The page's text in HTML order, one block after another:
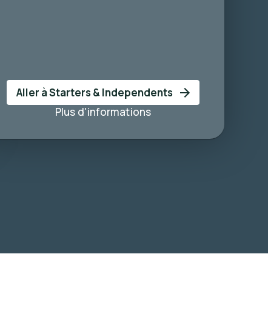
Aller à Starters & Independents
Plus d'informations